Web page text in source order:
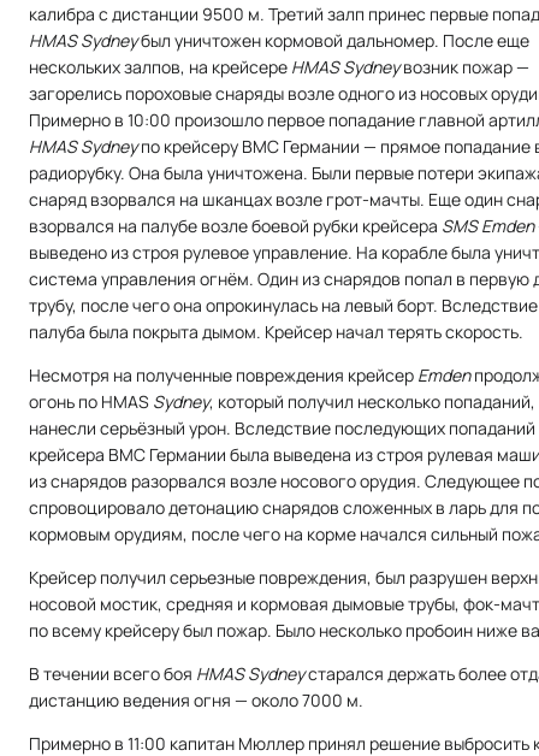
калибра с дистанции 9500 м. Третий залп принес первые
HMAS Sydneyбыл уничтожен кормовой дальномер. После еще
нескольких залпов, на крейсере HMAS Sydneyвозник пожар —
загорелись пороховые снаряды возле одного из носовых
Примерно в 10:00 произошло первое попадание главной
HMAS Sydneyпо крейсеру ВМС Германии — прямое попадание
радиорубку. Она была уничтожена. Были первые потери
снаряд взорвался на шканцах возле грот-мачты. Еще один
взорвался на палубе возле боевой рубки крейсера SMS Emden
выведено из строя рулевое управление. На корабле была
система управления огнём. Один из снарядов попал в
трубу, после чего она опрокинулась на левый борт.
палуба была покрыта дымом. Крейсер начал терять скорость.
Несмотря на полученные повреждения крейсер Emden
огонь по HMAS Sydney, который получил несколько
нанесли серьёзный урон. Вследствие последующих попаданий
крейсера ВМС Германии была выведена из строя рулевая
из снарядов разорвался возле носового орудия. Следующее
спровоцировало детонацию снарядов сложенных в ларь для
кормовым орудиям, после чего на корме начался сильный
Крейсер получил серьезные повреждения, был разрушен
носовой мостик, средняя и кормовая дымовые трубы, фок-
по всему крейсеру был пожар. Было несколько пробоин ниже
В течении всего боя HMAS Sydneyстарался держать более
дистанцию ведения огня — около 7000 м.
Примерно в 11:00 капитан Мюллер принял решение выбросить